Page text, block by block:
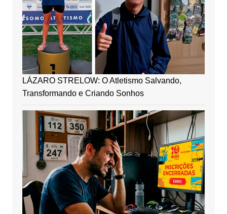
LÁZARO STRELOW: O Atletismo Salvando,
Transformando e Criando Sonhos